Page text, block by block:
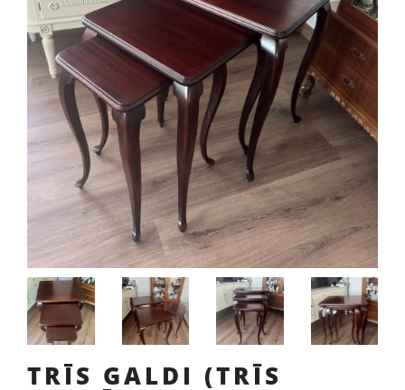
TRĪS GALDI (TRĪS